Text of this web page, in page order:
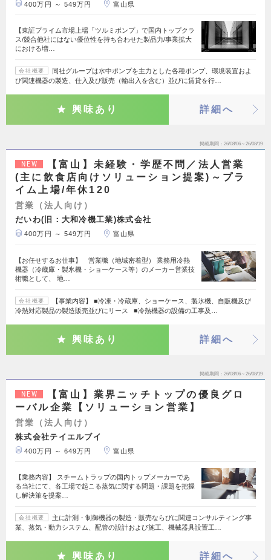
400万円 ～ 549万円 富山県
【東証プライム市場上場「ツルミポンプ」で国内トップクラ
ス/競合他社にはない優位性を持ち合わせた製品力/事業拡大
における増…
会社概要
同社グループは水中ポンプを主力とした各種ポンプ、環境装置およ
び関連機器の製造、仕入及び販売（輸出入を含む）並びに賃貸を行…
興味あり 詳細へ
掲載期間 26/08/06～26/08/19
NEW
【富山】未経験・学歴不問／法人営業
(主に飲食店向けソリューション提案)～プラ
イム上場/年休120
営業（法人向け）
だいわ(旧：大和冷機工業)株式会社
400万円 ～ 549万円 富山県
【お任せするお仕事】 営業職（地域密着型） 業務用冷熱
機器（冷蔵庫・製氷機・ショーケース等）のメーカー営業技
術職として、 地…
会社概要
【事業内容】 ■冷凍・冷蔵庫、ショーケース、製氷機、自販機及び
冷熱対応製品の製造販売並びにリース ■冷熱機器の設備の工事及…
興味あり 詳細へ
掲載期間 26/08/06～26/08/19
NEW
【富山】業界ニッチトップの優良グロ
ーバル企業【ソリューション営業】
営業（法人向け）
株式会社テイエルブイ
400万円 ～ 649万円 富山県
【業務内容】 スチームトラップの国内トップメーカーであ
る当社にて、各工場で起こる蒸気に関する問題・課題を把握
し解決策を提案…
会社概要
主に計測・制御機器の製造・販売ならびに関連コンサルティング事
業、蒸気・動力システム、配管の設計および施工、機械器具設置工…
興味あり 詳細へ